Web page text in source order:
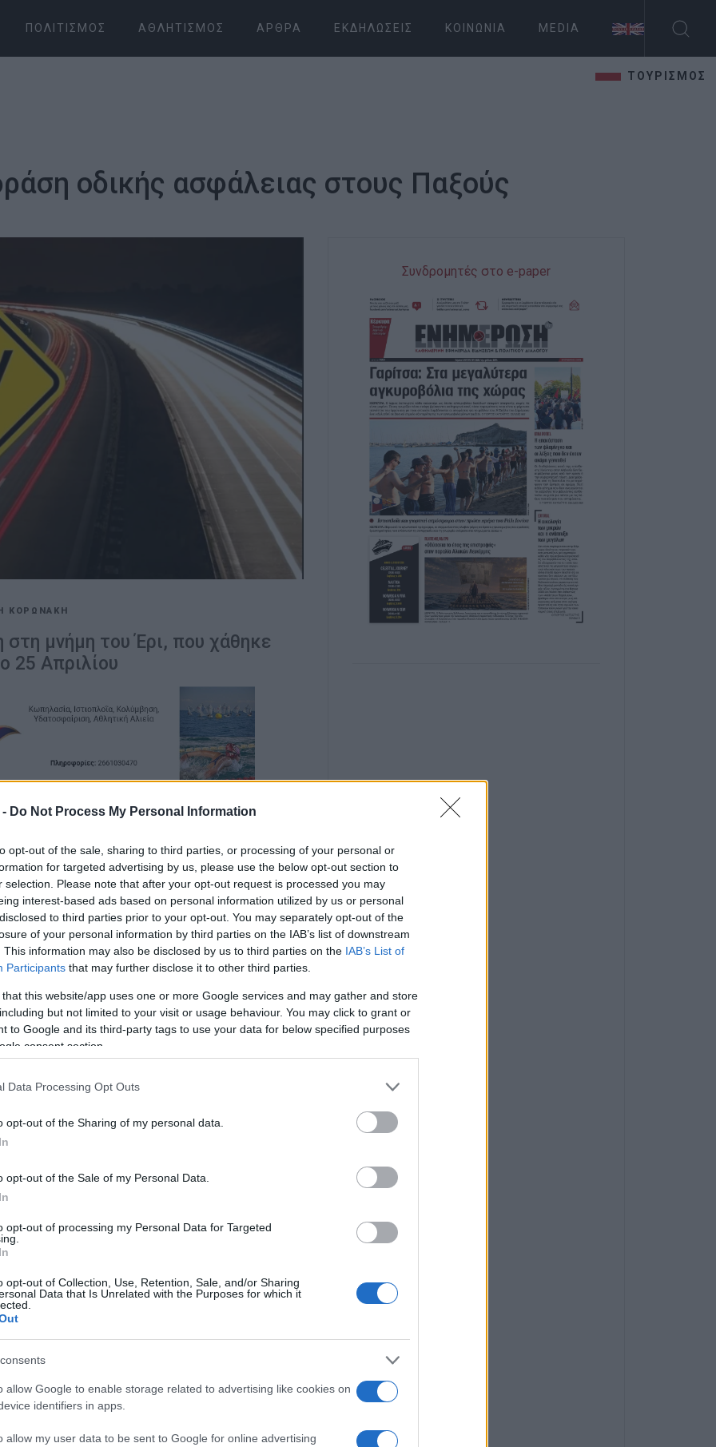
Do Not Process My Personal Information
opt-out of the sale, sharing to third parties, or processing of your personal or
for targeted advertising by us, please use the below opt-out section to
selection. Please note that after your opt-out request is processed you may
interest-based ads based on personal information utilized by us or personal
to third parties prior to your opt-out. You may separately opt-out of the
of your personal information by third parties on the IAB’s list of downstream
This information may also be disclosed by us to third parties on the IAB’s List of
Participants that may further disclose it to other third parties.
that this website/app uses one or more Google services and may gather and store
but not limited to your visit or usage behaviour. You may click to grant or
to Google and its third-party tags to use your data for below specified purposes
consent section.
Data Processing Opt Outs
opt-out of the Sharing of my personal data.
opt-out of the Sale of my Personal Data.
opt-out of processing my Personal Data for Targeted
opt-out of Collection, Use, Retention, Sale, and/or Sharing
Data that Is Unrelated with the Purposes for which it
allow Google to enable storage related to advertising like cookies on
identifiers in apps.
allow my user data to be sent to Google for online advertising
ΠΟΛΙΤΙΣΜΌΣ ΑΘΛΗΤΙΣΜΌΣ ΆΡΘΡΑ ΕΚΔΗΛΏΣΕΙΣ ΚΟΙΝΩΝΊΑ MEDIA
ΤΟΥΡΙΣΜΟΣ
οδικής ασφάλειας στους Παξούς
ΚΟΡΩΝΑΚΗ
στη μνήμη του Έρι, που χάθηκε
25 Απριλίου
των Παξών διοργανώνουν το Σάββατο 25
και την προστασία όλων μας.
μαθητή μας, Έρι, που χάθηκε πρόσφατα – ως μια
μας ώστε τα παιδιά μας να παραμένουν
κοντά μας.
Κώστας Καλαντζόπουλος, εμπορικός
οποίος, με βαθιά ενσυναίσθηση, έρχεται
γνώσεις και την εμπειρία του στην προστασία
Πολλαπλών Χρήσεων του Σχολείου, ως εξής:
και όλα όσα μας απασχολούν στον δρόμο.
χαιρόμαστε τη βόλτα μας με ασφάλεια.
και τον σωστό τρόπο να στεκόμαστε δίπλα στα
τον ΘΑΝΑΣΗ ΧΟΥΝΤΡΑ, εκπρόσωπο του Riding
μας είναι υπόθεση που μας ενώνει όλους.
Συνδρομητές στο e-paper